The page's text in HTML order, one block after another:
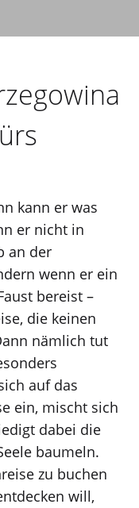
kann er was
er nicht in
an der
wenn er ein
bereist –
die keinen
nämlich tut
auf das
ein, mischt sich
dabei die
baumeln.
zu buchen
will,